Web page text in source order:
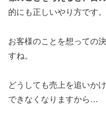
的にも正しいやり方です。
お客様のことを想っての
すね。
どうしても売上を追いか
できなくなりますから…